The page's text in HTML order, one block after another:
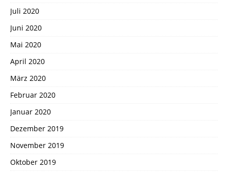
Juli 2020
Juni 2020
Mai 2020
April 2020
März 2020
Februar 2020
Januar 2020
Dezember 2019
November 2019
Oktober 2019